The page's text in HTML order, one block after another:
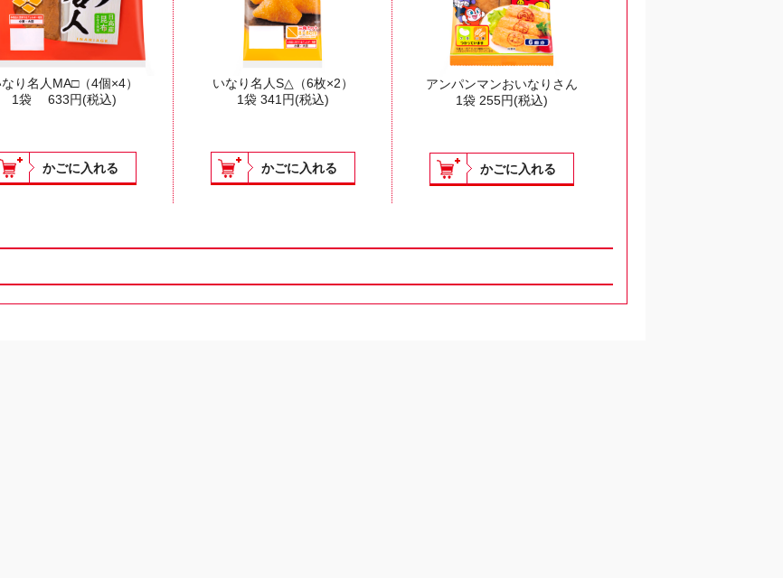
り名人MA□（4個×4）
1袋 633円(税込)
かごに入れる
いなり名人S△（6枚×2）
1袋 341円(税込)
かごに入れる
アンパンマンおいなりさん
1袋 255円(税込)
かごに入れる